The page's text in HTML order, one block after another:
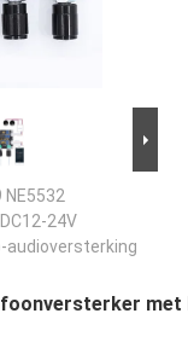
NE5532
24V
audioversterking